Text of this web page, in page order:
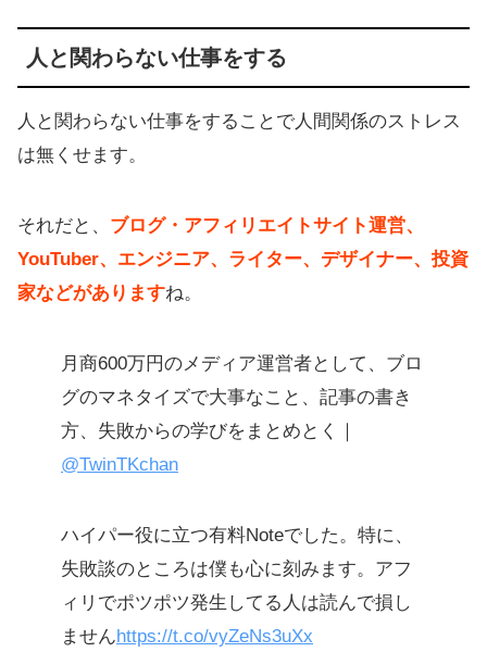
人と関わらない仕事をする
人と関わらない仕事をすることで人間関係のストレス
は無くせます。
それだと、 ブログ・アフィリエイトサイト運営、
YouTuber、エンジニア、ライター、デザイナー、投資
家などがありますね。
月商600万円のメディア運営者として、ブロ
グのマネタイズで大事なこと、記事の書き
方、失敗からの学びをまとめとく｜
@TwinTKchan
ハイパー役に立つ有料Noteでした。特に、
失敗談のところは僕も心に刻みます。アフ
ィリでポツポツ発生してる人は読んで損し
ませんhttps://t.co/vyZeNs3uXx